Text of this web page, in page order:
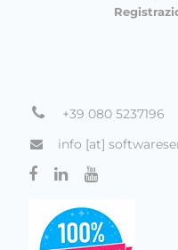
+39 080 5237196
info [at]